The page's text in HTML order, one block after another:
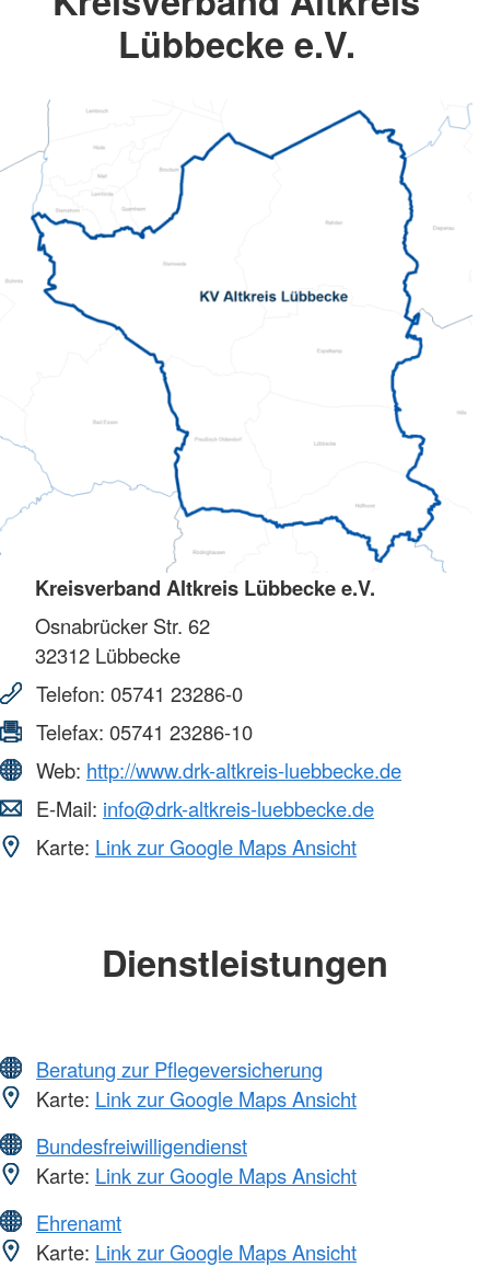
Lübbecke e.V.
Kreisverband Altkreis Lübbecke e.V.
Osnabrücker Str. 62
32312 Lübbecke
Telefon: 05741 23286-0
Telefax: 05741 23286-10
Web: http://www.drk-altkreis-luebbecke.de
E-Mail: info@drk-altkreis-luebbecke.de
Karte: Link zur Google Maps Ansicht
Dienstleistungen
Beratung zur Pflegeversicherung
Karte: Link zur Google Maps Ansicht
Bundesfreiwilligendienst
Karte: Link zur Google Maps Ansicht
Ehrenamt
Karte: Link zur Google Maps Ansicht